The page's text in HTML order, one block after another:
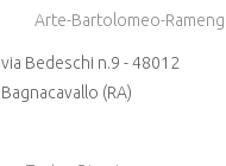
Arte-Bartolomeo-
via Bedeschi n.9 - 48012
Bagnacavallo (RA)